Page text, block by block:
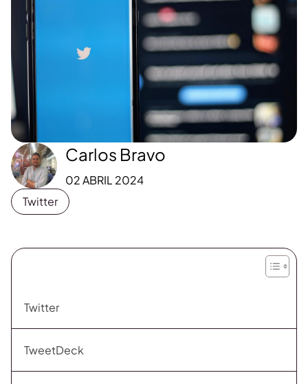
Carlos Bravo
02 ABRIL 2024
Twitter
Twitter
TweetDeck